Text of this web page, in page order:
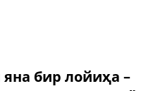
бир лойиҳа –